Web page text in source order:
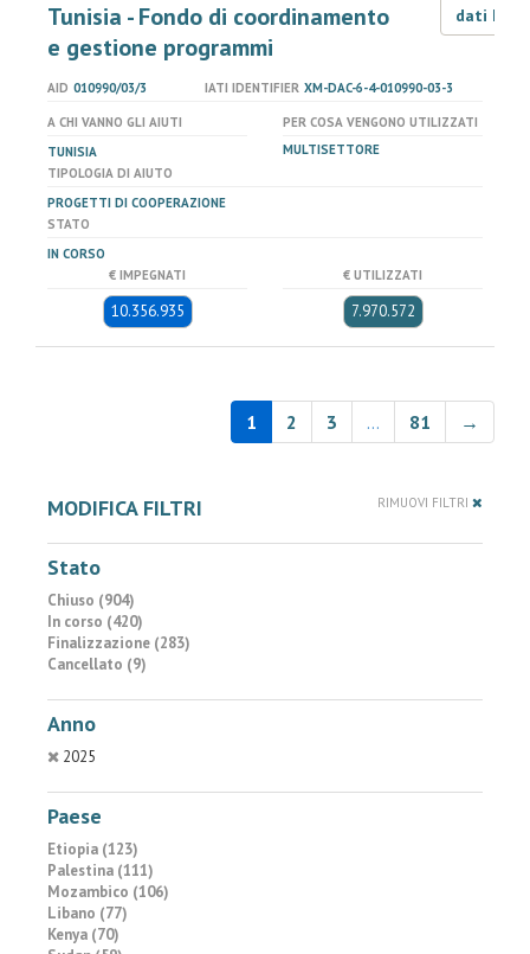
Tunisia - Fondo di coordinamento
e gestione programmi
dati LOD
AID 010990/03/3 IATI IDENTIFIER XM-DAC-6-4-010990-03-3
A CHI VANNO GLI AIUTI
TUNISIA
PER COSA VENGONO UTILIZZATI
MULTISETTORE
TIPOLOGIA DI AIUTO
PROGETTI DI COOPERAZIONE
STATO
IN CORSO
€ IMPEGNATI
10.356.935
€ UTILIZZATI
7.970.572
1 2 3 … 81 →
MODIFICA FILTRI RIMUOVI FILTRI
Stato
Chiuso (904)
In corso (420)
Finalizzazione (283)
Cancellato (9)
Anno
2025
Paese
Etiopia (123)
Palestina (111)
Mozambico (106)
Libano (77)
Kenya (70)